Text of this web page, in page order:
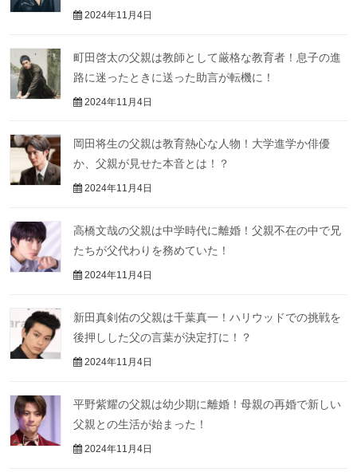
2024年11月4日
町田啓太の父親は教師として厳格な教育者！息子の進
路に迷ったときに送った助言が転機に！
2024年11月4日
岡田将生の父親は教育熱心な人物！大学進学か俳優
か、父親が見せた本音とは！？
2024年11月4日
高橋文哉の父親は中学時代に離婚！父親不在の中で兄
たちが父代わりを務めていた！
2024年11月4日
新田真剣佑の父親は千葉真一！ハリウッドでの挑戦を
後押しした父の言葉が決定打に！？
2024年11月4日
平野紫耀の父親は幼少期に離婚！母親の再婚で新しい
父親との生活が始まった！
2024年11月4日